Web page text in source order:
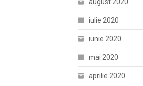
iulie 2020
iunie 2020
mai 2020
aprilie 2020